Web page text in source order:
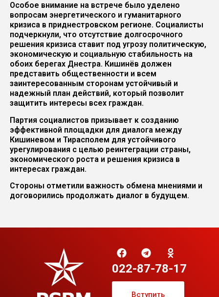
Особое внимание на встрече было уделено
вопросам энергетического и гуманитарного
кризиса в приднестровском регионе. Социалисты
подчеркнули, что отсутствие долгосрочного
решения кризиса ставит под угрозу политическую,
экономическую и социальную стабильность на
обоих берегах Днестра. Кишинёв должен
представить общественности и всем
заинтересованным сторонам устойчивый и
надежный план действий, который позволит
защитить интересы всех граждан.
Партия социалистов призывает к созданию
эффективной площадки для диалога между
Кишиневом и Тирасполем для устойчивого
урегулирования с целью реинтеграции страны,
экономического роста и решения кризиса в
интересах граждан.
Стороны отметили важность обмена мнениями и
договорились продолжать диалог в будущем.
022-87-78-17
Вступить